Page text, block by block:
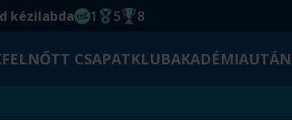
kézilabda
EHF kupagyőzelem 2014
1
Magyar Bajnoki cím
5
Magyar-Kupa győzelem
8
FELNŐTT CSAPATKLUBAKADÉMIA